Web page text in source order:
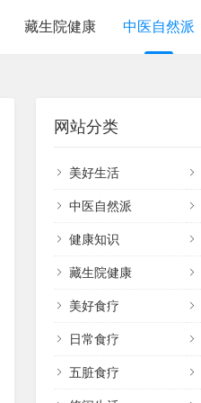
藏生院健康 中医自然派
网站分类
美好生活
中医自然派
健康知识
藏生院健康
美好食疗
日常食疗
五脏食疗